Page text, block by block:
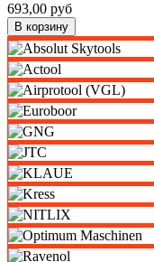
693,00 руб
В корзину